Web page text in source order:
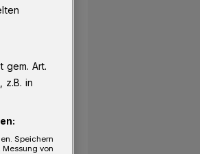
gem. Art.
z.B. in
Speichern
von